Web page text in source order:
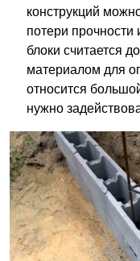
конструкций
потери прочности
блоки считается
материалом для
относится
нужно